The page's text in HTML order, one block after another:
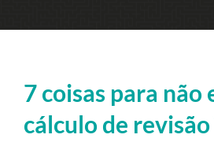
7 coisas para não
cálculo de